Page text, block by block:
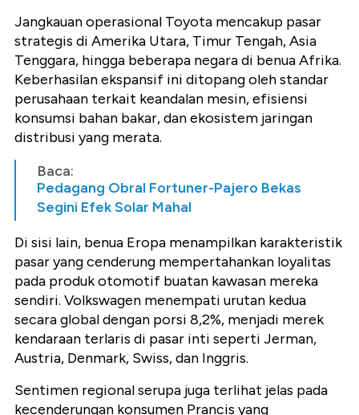
Jangkauan operasional Toyota mencakup pasar
strategis di Amerika Utara, Timur Tengah, Asia
Tenggara, hingga beberapa negara di benua Afrika.
Keberhasilan ekspansif ini ditopang oleh standar
perusahaan terkait keandalan mesin, efisiensi
konsumsi bahan bakar, dan ekosistem jaringan
distribusi yang merata.
Baca:
Pedagang Obral Fortuner-Pajero Bekas
Segini Efek Solar Mahal
Di sisi lain, benua Eropa menampilkan karakteristik
pasar yang cenderung mempertahankan loyalitas
pada produk otomotif buatan kawasan mereka
sendiri. Volkswagen menempati urutan kedua
secara global dengan porsi 8,2%, menjadi merek
kendaraan terlaris di pasar inti seperti Jerman,
Austria, Denmark, Swiss, dan Inggris.
Sentimen regional serupa juga terlihat jelas pada
kecenderungan konsumen Prancis yang